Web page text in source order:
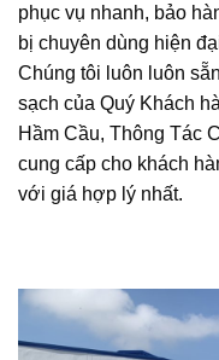
phục vụ nhanh, bảo
bị chuyên dùng hiện
Chúng tôi luôn luôn
sạch của Quý Khách
Hầm Cầu, Thông Tác
cung cấp cho khách
với giá hợp lý nhất.